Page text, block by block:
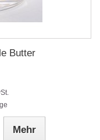
Butter
Mehr